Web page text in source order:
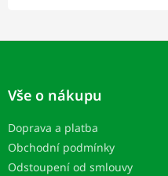
Z
Vše o nákupu
Doprava a platba
Obchodní podmínky
Odstoupení od smlouvy